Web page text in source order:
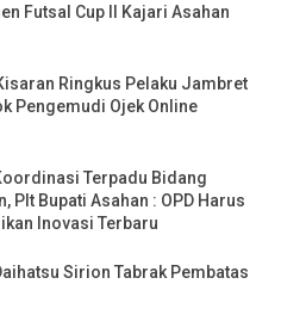
Futsal Cup II Kajari Asahan
Ringkus Pelaku Jambret
Pengemudi Ojek Online
Terpadu Bidang
Plt Bupati Asahan : OPD Harus
Inovasi Terbaru
Sirion Tabrak Pembatas